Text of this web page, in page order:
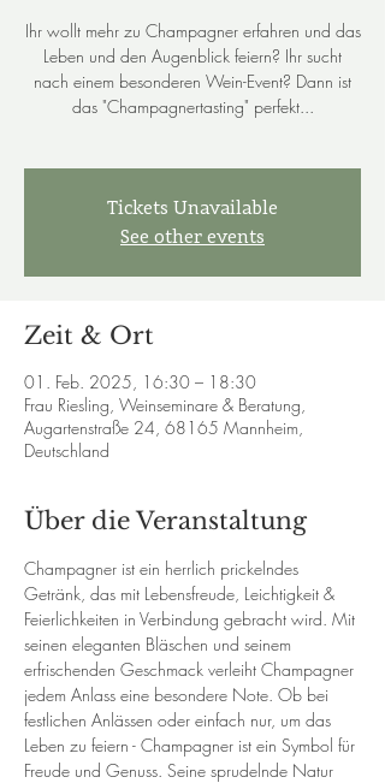
Ihr wollt mehr zu Champagner erfahren und das
Leben und den Augenblick feiern? Ihr sucht
nach einem besonderen Wein-Event? Dann ist
das "Champagnertasting" perfekt...
Tickets Unavailable
See other events
Zeit & Ort
01. Feb. 2025, 16:30 – 18:30
Frau Riesling, Weinseminare & Beratung,
Augartenstraße 24, 68165 Mannheim,
Deutschland
Über die Veranstaltung
Champagner ist ein herrlich prickelndes
Getränk, das mit Lebensfreude, Leichtigkeit &
Feierlichkeiten in Verbindung gebracht wird. Mit
seinen eleganten Bläschen und seinem
erfrischenden Geschmack verleiht Champagner
jedem Anlass eine besondere Note. Ob bei
festlichen Anlässen oder einfach nur, um das
Leben zu feiern - Champagner ist ein Symbol für
Freude und Genuss. Seine sprudelnde Natur